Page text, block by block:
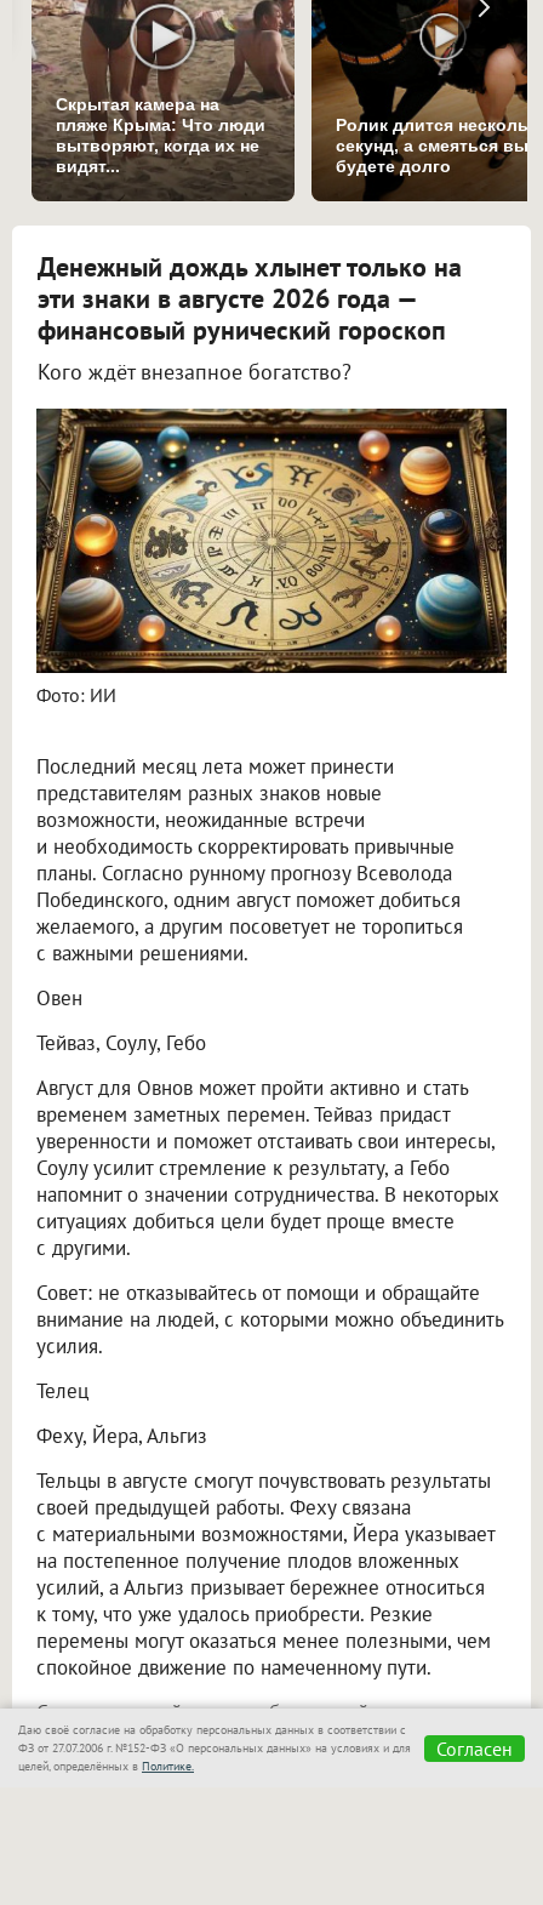
Скрытая камера на
пляже Крыма: Что люди
вытворяют, когда их не
видят...
Ролик длится
секунд, а смеяться вы
будете долго
Денежный дождь хлынет только на
эти знаки в августе 2026 года —
финансовый рунический гороскоп
Кого ждёт внезапное богатство?
Фото: ИИ
Последний месяц лета может принести
представителям разных знаков новые
возможности, неожиданные встречи
и необходимость скорректировать привычные
планы. Согласно рунному прогнозу Всеволода
Побединского, одним август поможет добиться
желаемого, а другим посоветует не торопиться
с важными решениями.
Овен
Тейваз, Соулу, Гебо
Август для Овнов может пройти активно и стать
временем заметных перемен. Тейваз придаст
уверенности и поможет отстаивать свои интересы,
Соулу усилит стремление к результату, а Гебо
напомнит о значении сотрудничества. В некоторых
ситуациях добиться цели будет проще вместе
с другими.
Совет: не отказывайтесь от помощи и обращайте
внимание на людей, с которыми можно объединить
усилия.
Телец
Феху, Йера, Альгиз
Тельцы в августе смогут почувствовать результаты
своей предыдущей работы. Феху связана
с материальными возможностями, Йера указывает
на постепенное получение плодов вложенных
усилий, а Альгиз призывает бережнее относиться
к тому, что уже удалось приобрести. Резкие
перемены могут оказаться менее полезными, чем
спокойное движение по намеченному пути.
Совет: не меняйте планы без веской причины
и позвольте начатым делам прийти к завершению.
Даю своё согласие на обработку персональных данных в соответствии с
ФЗ от 27.07.2006 г. №152-ФЗ «О персональных данных» на условиях и для
целей, определённых в Политике.
Согласен